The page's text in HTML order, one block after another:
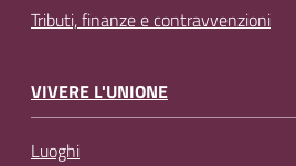
Tributi, finanze e contravvenzioni
VIVERE L'UNIONE
Luoghi